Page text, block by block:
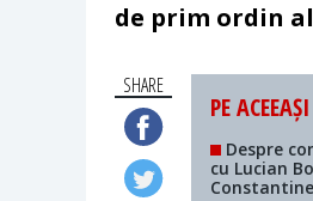
de prim ordin
SHARE
PE
Despre
cu Lucian